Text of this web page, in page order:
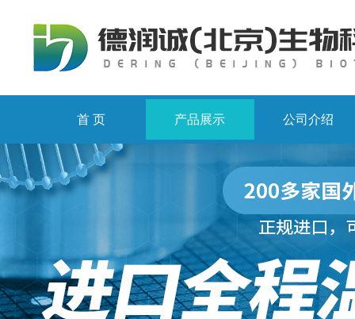
首 页 产品展示 公司介绍